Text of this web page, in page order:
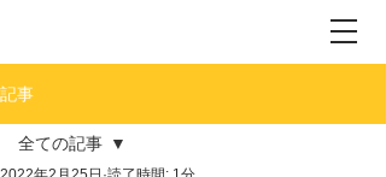
記事
全ての記事